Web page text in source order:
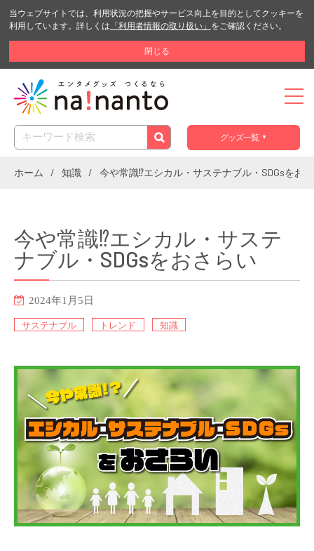
当ウェブサイトでは、利用状況の把握やサービス向上を目的としてクッキーを
利用しています。詳しくは 「利用者情報の取り扱い」 をご確認ください。
閉じる
グッズ一覧
ホーム 知識 今や常識⁉︎エシカル・サステナブル・SDGsをお
今や常識⁉︎エシカル・サステ
ナブル・SDGsをおさらい
2024年1月5日
サステナブル トレンド 知識